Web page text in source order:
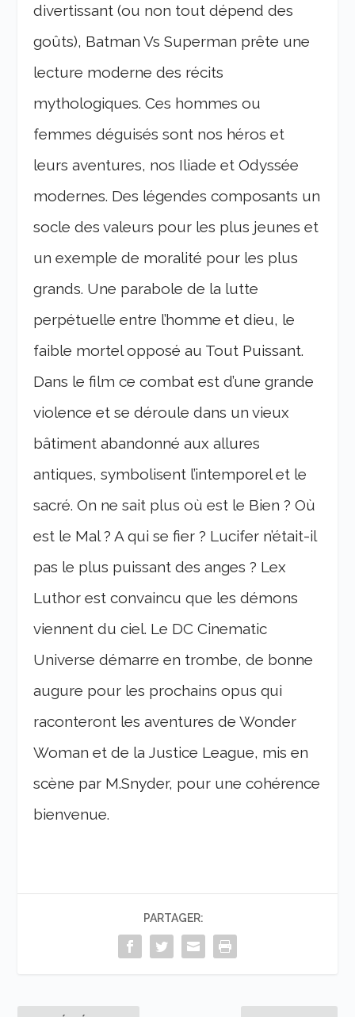
divertissant (ou non tout dépend des
goûts), Batman Vs Superman prête une
lecture moderne des récits
mythologiques. Ces hommes ou
femmes déguisés sont nos héros et
leurs aventures, nos Iliade et Odyssée
modernes. Des légendes composants un
socle des valeurs pour les plus jeunes et
un exemple de moralité pour les plus
grands. Une parabole de la lutte
perpétuelle entre l’homme et dieu, le
faible mortel opposé au Tout Puissant.
Dans le film ce combat est d’une grande
violence et se déroule dans un vieux
bâtiment abandonné aux allures
antiques, symbolisent l’intemporel et le
sacré. On ne sait plus où est le Bien ? Où
est le Mal ? A qui se fier ? Lucifer n’était-il
pas le plus puissant des anges ? Lex
Luthor est convaincu que les démons
viennent du ciel. Le DC Cinematic
Universe démarre en trombe, de bonne
augure pour les prochains opus qui
raconteront les aventures de Wonder
Woman et de la Justice League, mis en
scène par M.Snyder, pour une cohérence
bienvenue.
PARTAGER: